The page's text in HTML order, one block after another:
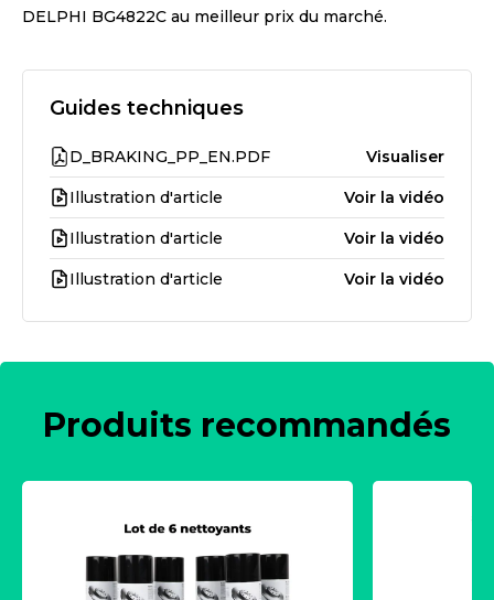
DELPHI BG4822C au meilleur prix du marché.
Guides techniques
D_BRAKING_PP_EN.PDF Visualiser
Illustration d'article Voir la vidéo
Illustration d'article Voir la vidéo
Illustration d'article Voir la vidéo
Produits recommandés